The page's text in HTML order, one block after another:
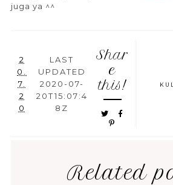
juga ya ^^
2
0.
7.
2
0
LAST
UPDATED
2020-07-
20T15:07:4
8Z
Shar
e
this!
Related